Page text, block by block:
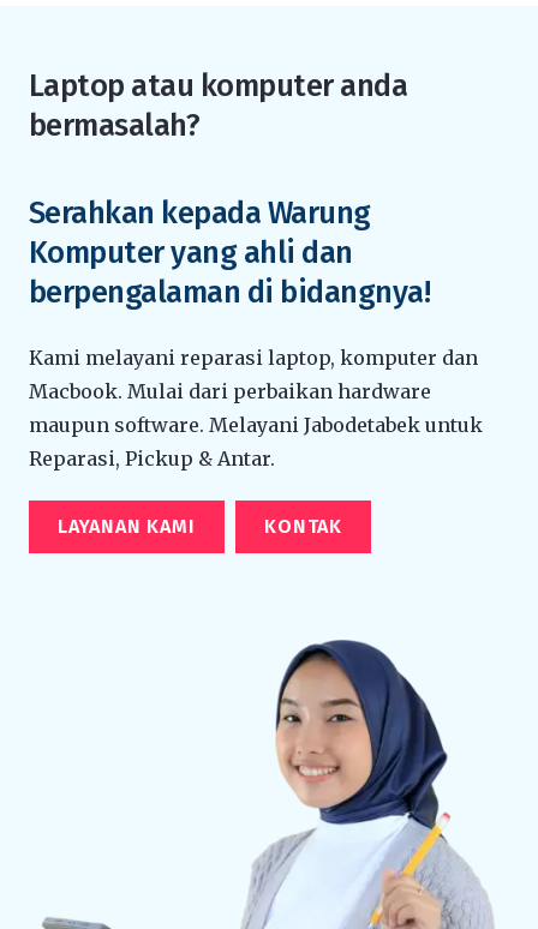
Laptop atau komputer anda
bermasalah?
Serahkan kepada Warung
Komputer yang ahli dan
berpengalaman di bidangnya!
Kami melayani reparasi laptop, komputer dan
Macbook. Mulai dari perbaikan hardware
maupun software. Melayani Jabodetabek untuk
Reparasi, Pickup & Antar.
LAYANAN KAMI KONTAK